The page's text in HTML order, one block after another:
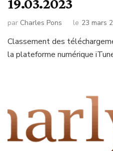
par Charles Pons le 23 mars
Classement des
la plateforme numérique